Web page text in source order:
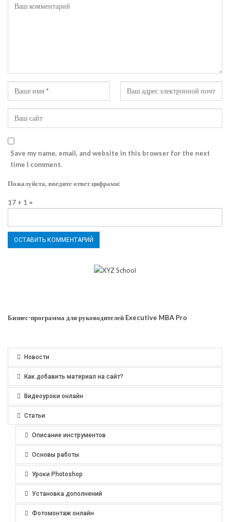
Save my name, email, and website in this browser for the next
time I comment.
Пожалуйста, введите ответ цифрами:
17 + 1 =
Бизнес-программа для руководителей Executive MBA Pro
Новости
Как добавить материал на сайт?
Видеоуроки онлайн
Статьи
Описание инструментов
Основы работы
Уроки Photoshop
Установка дополнений
Фотомонтаж онлайн